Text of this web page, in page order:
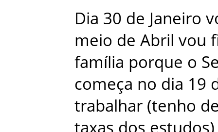
Dia 30 de Janeiro
meio de Abril vou
família porque o
começa no dia 19
trabalhar (tenho
taxas dos estudos)